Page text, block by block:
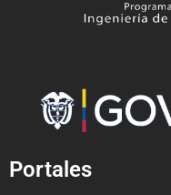
Portales